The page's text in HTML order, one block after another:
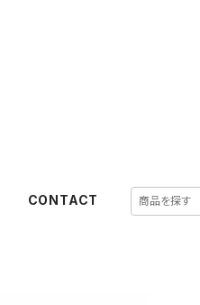
CONTACT